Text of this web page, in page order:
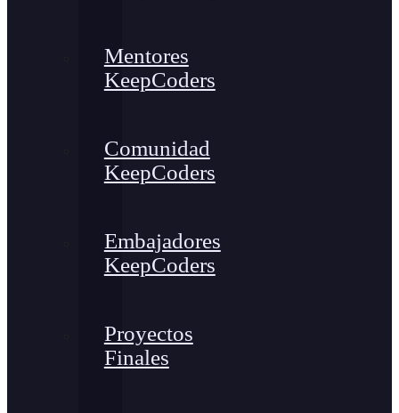
Mentores
KeepCoders
Comunidad
KeepCoders
Embajadores
KeepCoders
Proyectos
Finales